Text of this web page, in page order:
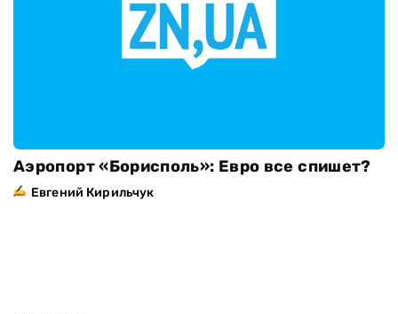
Аэропорт «Борисполь»: Евро все спишет?
Евгений Кирильчук